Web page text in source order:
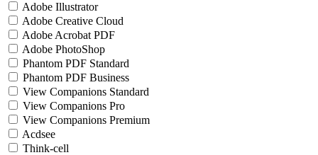
Adobe Illustrator
Adobe Creative Cloud
Adobe Acrobat PDF
Adobe PhotoShop
Phantom PDF Standard
Phantom PDF Business
View Companions Standard
View Companions Pro
View Companions Premium
Acdsee
Think-cell